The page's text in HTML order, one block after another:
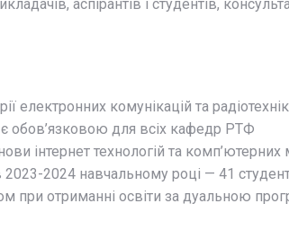
аспірантів і студентів,
електронних комунікацій та
обов’язковою для всіх кафедр РТФ
інтернет технологій та комп’ютерних
2024 навчальному році — 41
при отриманні освіти за дуальною